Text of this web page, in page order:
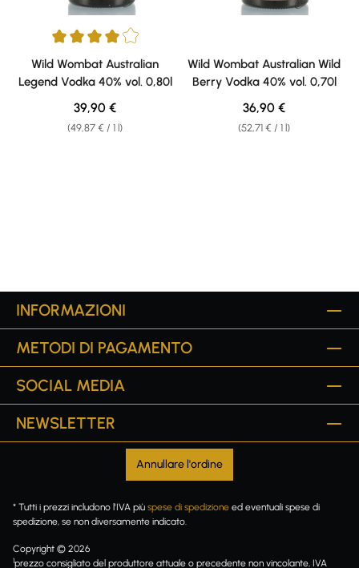
Average rating of 4 out of 5 stars
Wild Wombat Australian
Legend Vodka 40% vol. 0,80l
(49,87 € / 1 l)
Regular price:
39,90 €
Wild Wombat Australian Wild
Berry Vodka 40% vol. 0,70l
(52,71 € / 1 l)
Regular price:
36,90 €
INFORMAZIONI
METODI DI PAGAMENTO
SOCIAL MEDIA
NEWSLETTER
Annullare l'ordine
* Tutti i prezzi includono l'IVA più spese di spedizione ed eventuali spese di
spedizione, se non diversamente indicato.
Copyright © 2026
1prezzo consigliato del produttore attuale o precedente non vincolante, IVA